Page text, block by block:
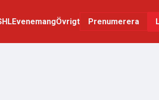
EvenemangÖvrigt Prenumerera